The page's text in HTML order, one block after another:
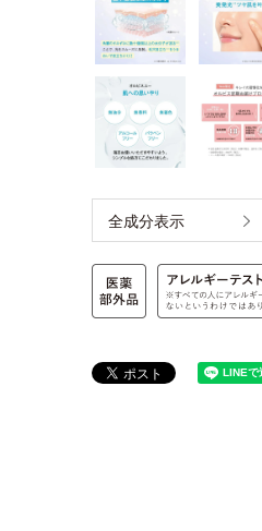
全成分表示